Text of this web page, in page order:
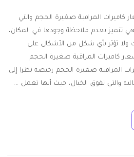
المراقبة صغيرة الحجم والتي
تتميز بعدم ملاحظة وجودها في المكان،
ولا تؤثر بأي شكل من الأشكال على
كاميرات المراقبة صغيرة الحجم
المراقبة صغيرة الحجم رخيصة نظرا إلى
والتي تفوق الخيال، حيث أنها تعمل …